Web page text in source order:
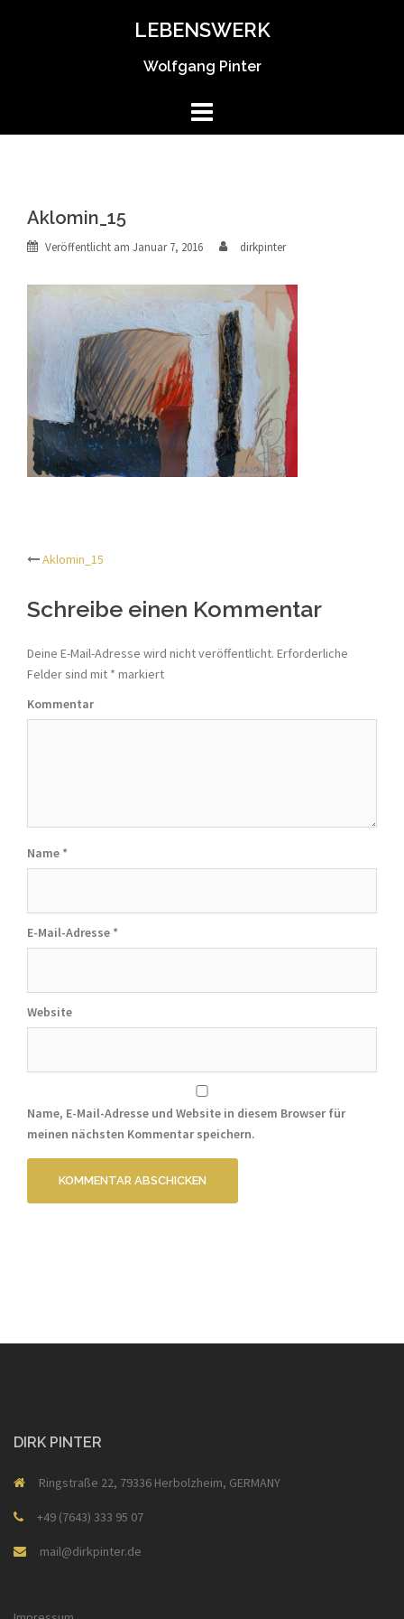
LEBENSWERK
Wolfgang Pinter
Aklomin_15
Veröffentlicht am Januar 7, 2016 dirkpinter
Beitrags-
Navigation
Aklomin_15
Schreibe einen Kommentar
Deine E-Mail-Adresse wird nicht veröffentlicht. Erforderliche
Felder sind mit * markiert
Kommentar
Name *
E-Mail-Adresse *
Website
Name, E-Mail-Adresse und Website in diesem Browser für
meinen nächsten Kommentar speichern.
DIRK PINTER
Ringstraße 22, 79336 Herbolzheim, GERMANY
+49 (7643) 333 95 07
mail@dirkpinter.de